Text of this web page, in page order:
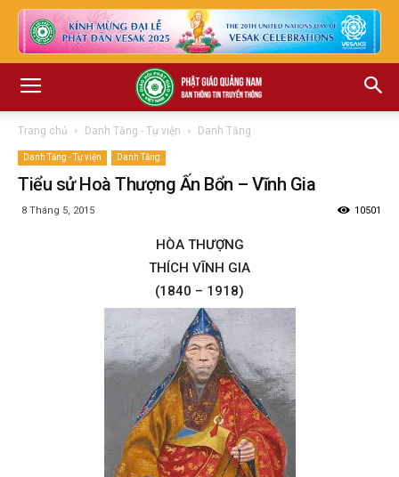
Trang chủ Danh Tăng - Tự viện Danh Tăng
Danh Tăng - Tự viện Danh Tăng
Tiểu sử Hoà Thượng Ấn Bổn – Vĩnh Gia
8 Tháng 5, 2015 10501
HÒA THƯỢNG
THÍCH VĨNH GIA
(1840 – 1918)